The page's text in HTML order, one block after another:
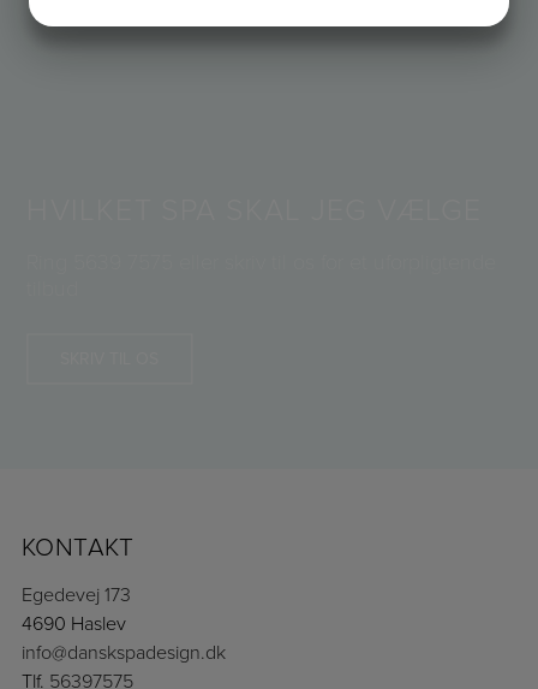
KONTAKT
Egedevej 173
4690 Haslev
info@danskspadesign.dk
Tlf. 56397575